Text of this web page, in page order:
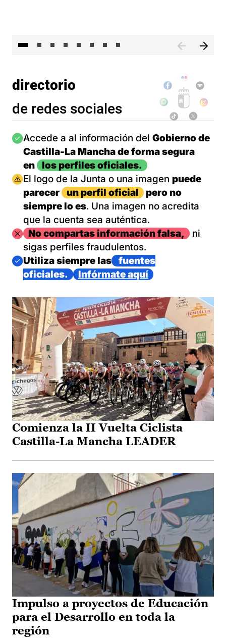
directorio
de redes sociales
Imagen
Accede a al información del Gobierno de
Castilla-La Mancha de forma segura
en
los perfiles oficiales.
Imagen
El logo de la Junta o una imagen puede
parecer
un perfil oficial
pero no
siempre lo es. Una imagen no acredita
que la cuenta sea auténtica.
ImagenNo compartas información falsa,
ni
sigas perfiles fraudulentos.
Imagen
Utiliza siempre las
fuentes
oficiales.
Infórmate aquí
Comienza la II Vuelta Ciclista
Castilla-La Mancha LEADER
Impulso a proyectos de Educación
para el Desarrollo en toda la
región